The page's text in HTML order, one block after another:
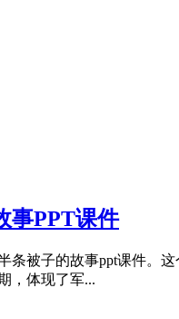
事PPT课件
条被子的故事ppt课件。
，体现了军...